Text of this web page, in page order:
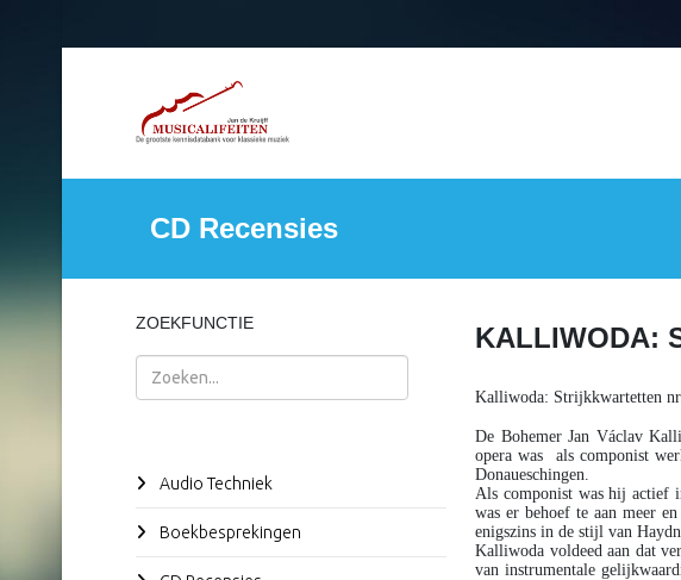
CD Recensies
ZOEKFUNCTIE
Zoeken
Audio Techniek
Boekbesprekingen
KALLIWODA:
Kalliwoda: Strijkkwartetten
De Bohemer Jan Václav
opera was als componist
Donaueschingen.
Als componist was hij actief
was er behoef te aan meer
enigszins in de stijl van
Kalliwoda voldeed aan dat
van instrumentale